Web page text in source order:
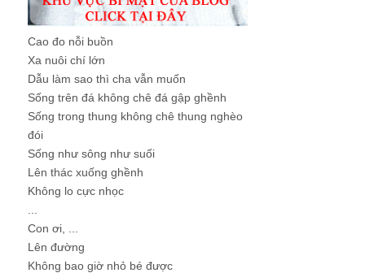
Cao đo nỗi buồn
Xa nuôi chí lớn
Dẫu làm sao thì cha vẫn muốn
Sống trên đá không chê đá gập ghềnh
Sống trong thung không chê thung nghèo
đói
Sống như sông như suối
Lên thác xuống ghềnh
Không lo cực nhọc
Con ơi, ...
Lên đường
Không bao giờ nhỏ bé được